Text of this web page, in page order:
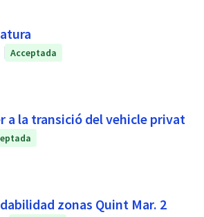
Acceptada
a la transició del vehicle privat
zonas Quint Mar. 2